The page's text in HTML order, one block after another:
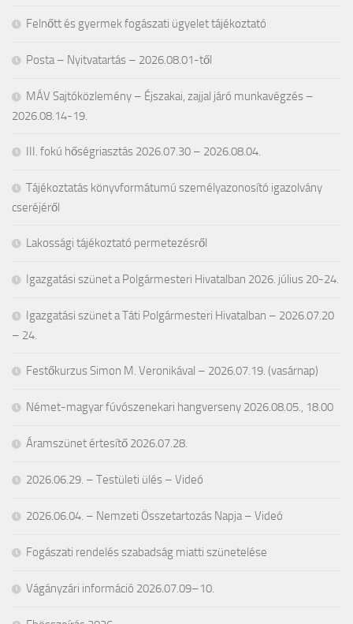
Felnőtt és gyermek fogászati ügyelet tájékoztató
Posta – Nyitvatartás – 2026.08.01-től
MÁV Sajtóközlemény – Éjszakai, zajjal járó munkavégzés –
2026.08.14-19.
III. fokú hőségriasztás 2026.07.30 – 2026.08.04.
Tájékoztatás könyvformátumú személyazonosító igazolvány
cseréjéről
Lakossági tájékoztató permetezésről
Igazgatási szünet a Polgármesteri Hivatalban 2026. július 20-24.
Igazgatási szünet a Táti Polgármesteri Hivatalban – 2026.07.20
– 24.
Festőkurzus Simon M. Veronikával – 2026.07.19. (vasárnap)
Német-magyar fúvószenekari hangverseny 2026.08.05., 18.00
Áramszünet értesítő 2026.07.28.
2026.06.29. – Testületi ülés – Videó
2026.06.04. – Nemzeti Összetartozás Napja – Videó
Fogászati rendelés szabadság miatti szünetelése
Vágányzári információ 2026.07.09–10.